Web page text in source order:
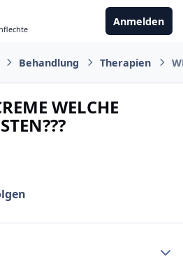
Anmelden
Behandlung Therapien
WELCHE